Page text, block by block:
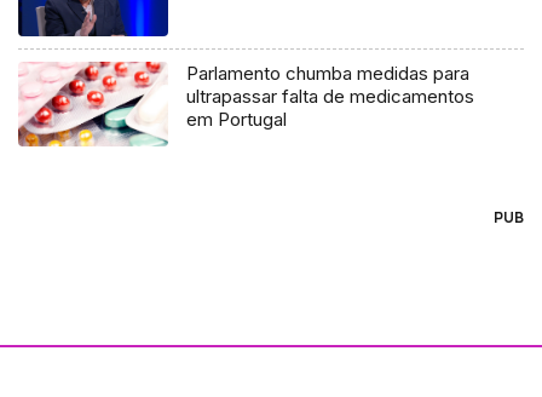
Parlamento chumba medidas para
ultrapassar falta de medicamentos
em Portugal
PUB